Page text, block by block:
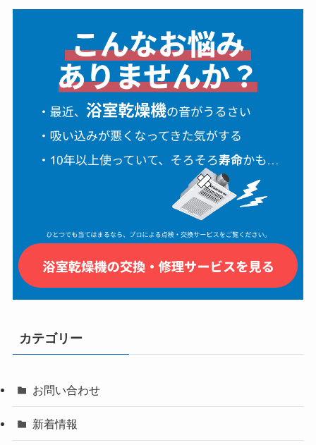
カテゴリー
お問い合わせ
新着情報